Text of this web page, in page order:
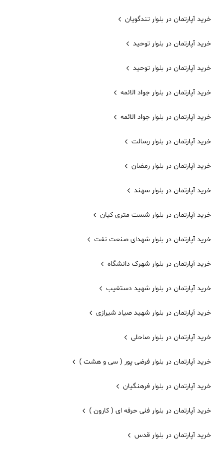
خرید آپارتمان در بلوار تندگویان
خرید آپارتمان در بلوار توحید
خرید آپارتمان در بلوار توحید
خرید آپارتمان در بلوار جواد الائمه
خرید آپارتمان در بلوار جواد الائمه
خرید آپارتمان در بلوار رسالت
خرید آپارتمان در بلوار رمضان
خرید آپارتمان در بلوار سهند
خرید آپارتمان در بلوار شست متری کیان
خرید آپارتمان در بلوار شهدای صنعت نفت
خرید آپارتمان در بلوار شهرک دانشگاه
خرید آپارتمان در بلوار شهید دستغیب
خرید آپارتمان در بلوار شهید صیاد شیرازی
خرید آپارتمان در بلوار صاحلی
خرید آپارتمان در بلوار فرضی پور ( سی و هشت )
خرید آپارتمان در بلوار فرهنگیان
خرید آپارتمان در بلوار فنی حرفه ای ( کارون )
خرید آپارتمان در بلوار قدس